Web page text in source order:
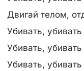
Двигай телом,
Убивать, убивать
Убивать, убивать
Убивать, убивать